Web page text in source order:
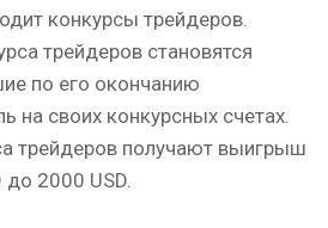
конкурсы трейдеров.
трейдеров становятся
по его окончанию
на своих конкурсных счетах.
трейдеров получают выигрыш
2000 USD.